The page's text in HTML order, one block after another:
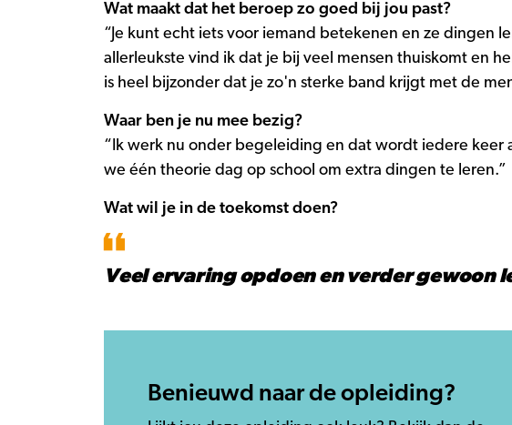
Wat maakt dat het beroep zo goed bij jou past?
“Je kunt echt iets voor iemand betekenen en ze dingen
allerleukste vind ik dat je bij veel mensen thuiskomt en
is heel bijzonder dat je zo'n sterke band krijgt met de
Waar ben je nu mee bezig?
“Ik werk nu onder begeleiding en dat wordt iedere
we één theorie dag op school om extra dingen te leren.”
Wat wil je in de toekomst doen?
Veel ervaring opdoen en verder gewoon
Benieuwd naar de opleiding?